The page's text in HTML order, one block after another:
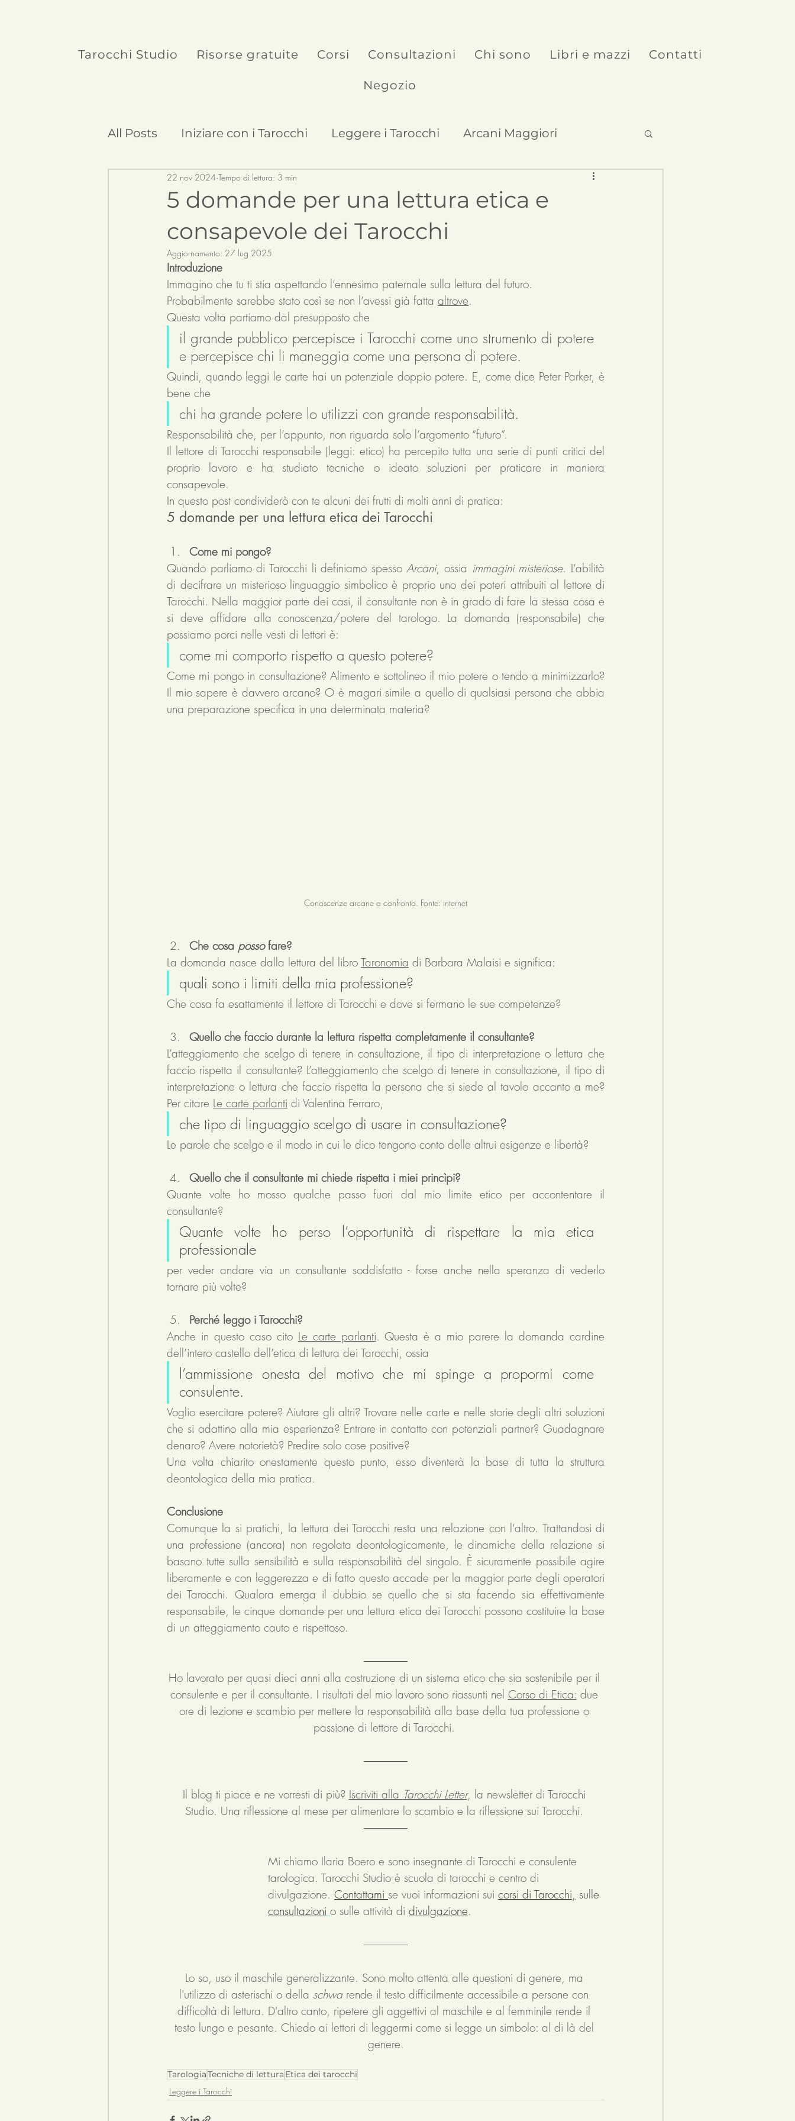
Tarocchi Studio Risorse gratuite Corsi Consultazioni Chi sono Libri e mazzi Contatti
Negozio
All Posts Iniziare con i Tarocchi Leggere i Tarocchi Arcani Maggiori
Curiosità sui Tarocchi Arcani Minori
5 domande per una lettura etica e
consapevole dei Tarocchi
22 nov 2024 Tempo di lettura: 3 min
Aggiornamento: 27 lug 2025
Introduzione
Immagino che tu ti stia aspettando l’ennesima paternale sulla lettura del futuro.
Probabilmente sarebbe stato così se non l’avessi già fatta altrove.
Questa volta partiamo dal presupposto che
il grande pubblico percepisce i Tarocchi come uno strumento di potere
e percepisce chi li maneggia come una persona di potere.
Quindi, quando leggi le carte hai un potenziale doppio potere. E, come dice Peter Parker, è
bene che
chi ha grande potere lo utilizzi con grande responsabilità.
Responsabilità che, per l’appunto, non riguarda solo l’argomento “futuro”.
Il lettore di Tarocchi responsabile (leggi: etico) ha percepito tutta una serie di punti critici del
proprio lavoro e ha studiato tecniche o ideato soluzioni per praticare in maniera
consapevole.
In questo post condividerò con te alcuni dei frutti di molti anni di pratica:
5 domande per una lettura etica dei Tarocchi
Come mi pongo?
Quando parliamo di Tarocchi li definiamo spesso Arcani, ossia immagini misteriose. L’abilità
di decifrare un misterioso linguaggio simbolico è proprio uno dei poteri attribuiti al lettore di
Tarocchi. Nella maggior parte dei casi, il consultante non è in grado di fare la stessa cosa e
si deve affidare alla conoscenza/potere del tarologo. La domanda (responsabile) che
possiamo porci nelle vesti di lettori è:
come mi comporto rispetto a questo potere?
Come mi pongo in consultazione? Alimento e sottolineo il mio potere o tendo a minimizzarlo?
Il mio sapere è davvero arcano? O è magari simile a quello di qualsiasi persona che abbia
una preparazione specifica in una determinata materia?
Conoscenze arcane a confronto. Fonte: internet
Che cosa posso fare?
La domanda nasce dalla lettura del libro Taronomia di Barbara Malaisi e significa:
quali sono i limiti della mia professione?
Che cosa fa esattamente il lettore di Tarocchi e dove si fermano le sue competenze?
Quello che faccio durante la lettura rispetta completamente il consultante?
L’atteggiamento che scelgo di tenere in consultazione, il tipo di interpretazione o lettura che
faccio rispetta il consultante? L’atteggiamento che scelgo di tenere in consultazione, il tipo di
interpretazione o lettura che faccio rispetta la persona che si siede al tavolo accanto a me?
Per citare Le carte parlanti di Valentina Ferraro,
che tipo di linguaggio scelgo di usare in consultazione?
Le parole che scelgo e il modo in cui le dico tengono conto delle altrui esigenze e libertà?
Quello che il consultante mi chiede rispetta i miei princìpi?
Quante volte ho mosso qualche passo fuori dal mio limite etico per accontentare il
consultante?
Quante volte ho perso l’opportunità di rispettare la mia etica
professionale
per veder andare via un consultante soddisfatto - forse anche nella speranza di vederlo
tornare più volte?
Perché leggo i Tarocchi?
Anche in questo caso cito Le carte parlanti. Questa è a mio parere la domanda cardine
dell’intero castello dell’etica di lettura dei Tarocchi, ossia
l’ammissione onesta del motivo che mi spinge a propormi come
consulente.
Voglio esercitare potere? Aiutare gli altri? Trovare nelle carte e nelle storie degli altri soluzioni
che si adattino alla mia esperienza? Entrare in contatto con potenziali partner? Guadagnare
denaro? Avere notorietà? Predire solo cose positive?
Una volta chiarito onestamente questo punto, esso diventerà la base di tutta la struttura
deontologica della mia pratica.
Conclusione
Comunque la si pratichi, la lettura dei Tarocchi resta una relazione con l’altro. Trattandosi di
una professione (ancora) non regolata deontologicamente, le dinamiche della relazione si
basano tutte sulla sensibilità e sulla responsabilità del singolo. È sicuramente possibile agire
liberamente e con leggerezza e di fatto questo accade per la maggior parte degli operatori
dei Tarocchi. Qualora emerga il dubbio se quello che si sta facendo sia effettivamente
responsabile, le cinque domande per una lettura etica dei Tarocchi possono costituire la base
di un atteggiamento cauto e rispettoso.
Ho lavorato per quasi dieci anni alla costruzione di un sistema etico che sia sostenibile per il
consulente e per il consultante. I risultati del mio lavoro sono riassunti nel Corso di Etica: due
ore di lezione e scambio per mettere la responsabilità alla base della tua professione o
passione di lettore di Tarocchi.
Il blog ti piace e ne vorresti di più? Iscriviti alla Tarocchi Letter, la newsletter di Tarocchi
Studio. Una riflessione al mese per alimentare lo scambio e la riflessione sui Tarocchi.
Mi chiamo Ilaria Boero e sono insegnante di Tarocchi e consulente
tarologica. Tarocchi Studio è scuola di tarocchi e centro di
divulgazione. Contattami se vuoi informazioni sui corsi di Tarocchi, sulle
consultazioni o sulle attività di divulgazione.
Lo so, uso il maschile generalizzante. Sono molto attenta alle questioni di genere, ma
l'utilizzo di asterischi o della schwa rende il testo difficilmente accessibile a persone con
difficoltà di lettura. D'altro canto, ripetere gli aggettivi al maschile e al femminile rende il
testo lungo e pesante. Chiedo ai lettori di leggermi come si legge un simbolo: al di là del
genere.
TarologiaTecniche di lettura Etica dei tarocchi
Leggere i Tarocchi